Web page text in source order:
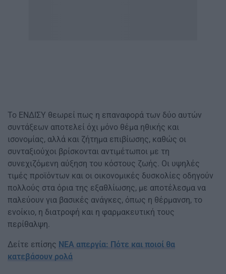
Το ΕΝΔΙΣΥ θεωρεί πως η επαναφορά των δύο αυτών
συντάξεων αποτελεί όχι μόνο θέμα ηθικής και
ισονομίας, αλλά και ζήτημα επιβίωσης, καθώς οι
συνταξιούχοι βρίσκονται αντιμέτωποι με τη
συνεχιζόμενη αύξηση του κόστους ζωής. Οι υψηλές
τιμές προϊόντων και οι οικονομικές δυσκολίες οδηγούν
πολλούς στα όρια της εξαθλίωσης, με αποτέλεσμα να
παλεύουν για βασικές ανάγκες, όπως η θέρμανση, το
ενοίκιο, η διατροφή και η φαρμακευτική τους
περίθαλψη.
Δείτε επίσης ΝΕΑ απεργία: Πότε και ποιοί θα
κατεβάσουν ρολά